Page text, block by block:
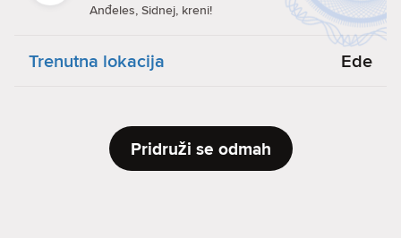
Anđeles, Sidnej, kreni!
Trenutna lokacija Ede
Pridruži se odmah